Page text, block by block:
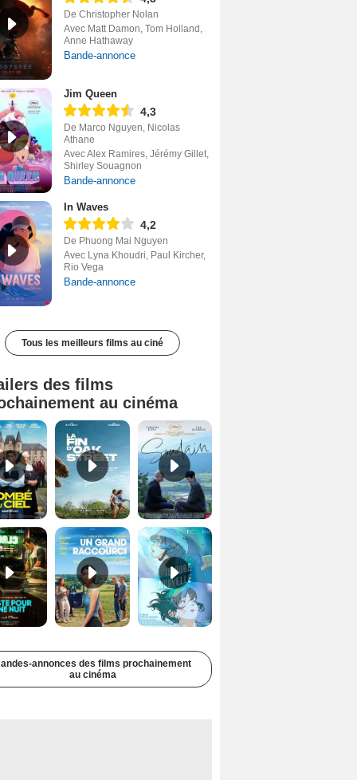
De Christopher Nolan
Avec Matt Damon, Tom Holland,
Anne Hathaway
Bande-annonce
Jim Queen
4,3
De Marco Nguyen, Nicolas
Athane
Avec Alex Ramires, Jérémy Gillet,
Shirley Souagnon
Bande-annonce
In Waves
4,2
De Phuong Mai Nguyen
Avec Lyna Khoudri, Paul Kircher,
Rio Vega
Bande-annonce
Tous les meilleurs films au ciné
des films
au cinéma
Tombé du ciel Bande-annonce VF La fin d’Oak Street Bande-annonce VO STFR
Juste pour une nuit Bande-annonce VO STFR Un grand raccourci Bande-annonce VF Une aube nouvelle Bande-annonce VO STFR
annonces des films prochainement
au cinéma